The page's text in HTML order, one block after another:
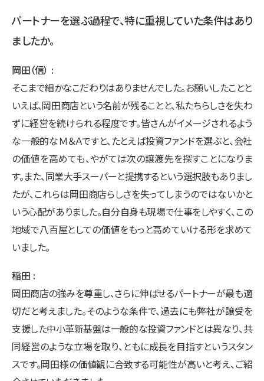
パートナーを選ぶ過程で、特に重視していた条件はあり
ましたか。
岡田（信）
そこまで細かなこだわりはありませんでした。お願いしたことと
いえば、岡田商店という名前が残ることと、私たちらしさを失わ
ずに経営を続けられる程度です。皆さんがイメージされるよう
な一般的なＭ＆Ａですと、たとえば投資ファンドを選ぶと、会社
の価値を高めても、やがては次の譲渡先を探すことになりま
す。また、同業大手スーパーと提携するという選択肢もありまし
たが、これらは岡田商店らしさを失ってしまうのではないかと
いう心配がありました。自分自身も現場で仕事をしやすく、この
地域で八百屋としての価値をもっと高めていける形を求めて
いました。
稲田
岡田商店の強みを尊重し、さらに伸ばせるパートナーが最も適
切だと考えました。そのような条件で、過去にも弊社が譲受を
支援した中小革新基盤は一般的な投資ファンドとは異なり、共
同経営のような立場を取り、ともに成長を目指すというスタン
スです。岡田様の価値観に合致する可能性が高いと考え、ご紹